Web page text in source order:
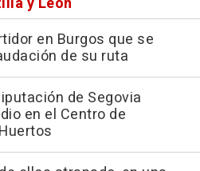
en Burgos que se
de su ruta
de Segovia
en el Centro de